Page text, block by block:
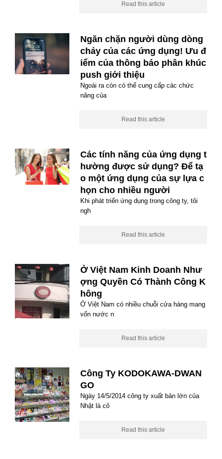
Read this article
Ngăn chặn người dùng dòng
chảy của các ứng dụng! Ưu đ
iểm của thông báo phân khúc
push giới thiệu
Ngoài ra còn có thể cung cấp các chức
năng của
Read this article
Các tính năng của ứng dụng t
hường được sử dụng? Để tạ
o một ứng dụng của sự lựa c
họn cho nhiều người
Khi phát triển ứng dụng trong công ty, tôi
ngh
Read this article
Ở Việt Nam Kinh Doanh Như
ợng Quyền Có Thành Công K
hông
Ở Việt Nam có nhiều chuỗi cửa hàng mang
vốn nước n
Read this article
Công Ty KODOKAWA-DWAN
GO
Ngày 14/5/2014 công ty xuất bản lớn của
Nhật là cô
Read this article